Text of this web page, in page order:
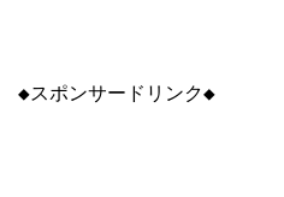
◆スポンサードリンク◆